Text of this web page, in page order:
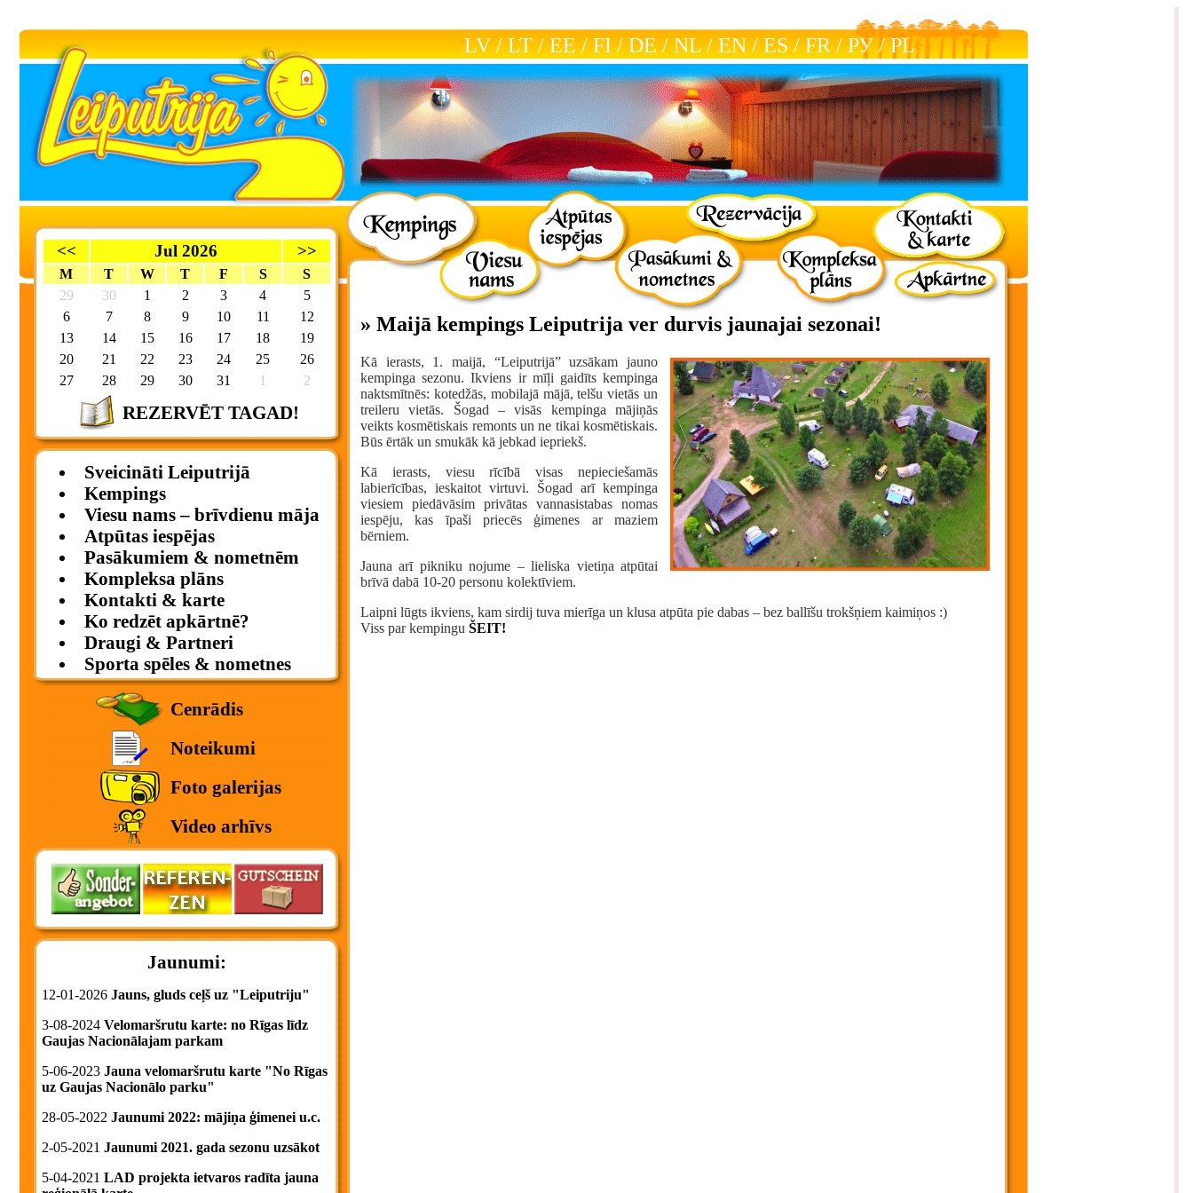
LV / LT / EE / FI / DE / NL / EN / ES / FR / РУ/РL
<< Jul 2026 >>
M T W T F S
S
29
30 1 2 3 4
5
6
7 8 9 10 11
12
13
14 15 16 17 18
19
20
21 22 23 24 25
26
27
28 29 30 31 1 2
REZERVĒT TAGAD!
Sveicināti Leiputrijā
Kempings
Viesu nams – brīvdienu māja
Atpūtas iespējas
Pasākumiem & nometnēm
Kompleksa plāns
Kontakti & karte
Ko redzēt apkārtnē?
Draugi & Partneri
Sporta spēles & nometnes
Cenrādis
Noteikumi
Foto galerijas
Video arhīvs
Jaunumi:
12-01-2026 Jauns, gluds ceļš uz "Leiputriju"
3-08-2024 Velomaršrutu karte: no Rīgas līdz
Gaujas Nacionālajam parkam
5-06-2023 Jauna velomaršrutu karte "No Rīgas
uz Gaujas Nacionālo parku"
28-05-2022 Jaunumi 2022: mājiņa ģimenei u.c.
2-05-2021 Jaunumi 2021. gada sezonu uzsākot
5-04-2021 LAD projekta ietvaros radīta jauna
» Maijā kempings Leiputrija ver durvis jaunajai sezonai!
Kā ierasts, 1. maijā, “Leiputrijā” uzsākam jauno
kempinga sezonu. Ikviens ir mīļi gaidīts kempinga
naktsmītnēs: kotedžās, mobilajā mājā, telšu vietās un
treileru vietās. Šogad – visās kempinga mājiņās
veikts kosmētiskais remonts un ne tikai kosmētiskais.
Būs ērtāk un smukāk kā jebkad iepriekš.
Kā ierasts, viesu rīcībā visas nepieciešamās
labierīcības, ieskaitot virtuvi. Šogad arī kempinga
viesiem piedāvāsim privātas vannasistabas nomas
iespēju, kas īpaši priecēs ģimenes ar maziem
bērniem.
Jauna arī pikniku nojume – lieliska vietiņa atpūtai
brīvā dabā 10-20 personu kolektīviem.
Laipni lūgts ikviens, kam sirdij tuva mierīga un klusa atpūta pie dabas – bez ballīšu trokšņiem kaimiņos :)
Viss par kempingu ŠEIT!